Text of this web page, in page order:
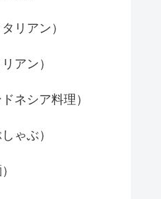
リアン）
アン）
ネシア料理）
ゃぶ）